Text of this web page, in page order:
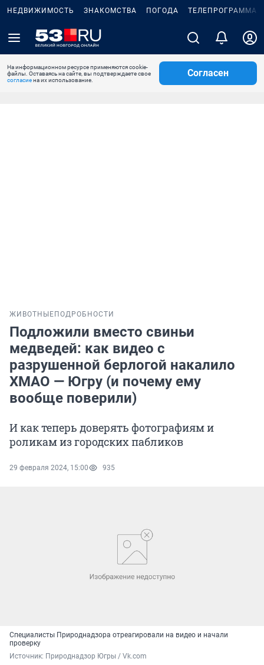
НЕДВИЖИМОСТЬ ЗНАКОМСТВА ПОГОДА ТЕЛЕПРОГРАММА
На информационном ресурсе применяются cookie-
файлы. Оставаясь на сайте, вы подтверждаете свое
согласиена их использование.
Согласен
ЖИВОТНЫЕ ПОДРОБНОСТИ
Подложили вместо свиньи
медведей: как видео с
разрушенной берлогой накалило
ХМАО — Югру (и почему ему
вообще поверили)
И как теперь доверять фотографиям и
роликам из городских пабликов
29 февраля 2024, 15:00 935
Специалисты Природнадзора отреагировали на видео и начали
проверку
Источник: Природнадзор Югры / Vk.com